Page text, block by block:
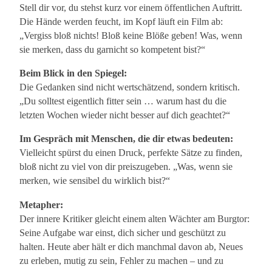
Stell dir vor, du stehst kurz vor einem öffentlichen Auftritt.
Die Hände werden feucht, im Kopf läuft ein Film ab:
„Vergiss bloß nichts! Bloß keine Blöße geben! Was, wenn
sie merken, dass du garnicht so kompetent bist?“
Beim Blick in den Spiegel:
Die Gedanken sind nicht wertschätzend, sondern kritisch.
„Du solltest eigentlich fitter sein … warum hast du die
letzten Wochen wieder nicht besser auf dich geachtet?“
Im Gespräch mit Menschen, die dir etwas bedeuten:
Vielleicht spürst du einen Druck, perfekte Sätze zu finden,
bloß nicht zu viel von dir preiszugeben. „Was, wenn sie
merken, wie sensibel du wirklich bist?“
Metapher:
Der innere Kritiker gleicht einem alten Wächter am Burgtor:
Seine Aufgabe war einst, dich sicher und geschützt zu
halten. Heute aber hält er dich manchmal davon ab, Neues
zu erleben, mutig zu sein, Fehler zu machen – und zu